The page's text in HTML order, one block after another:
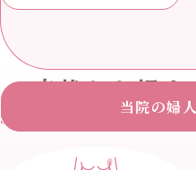
当院の婦
症状から探す
Search by